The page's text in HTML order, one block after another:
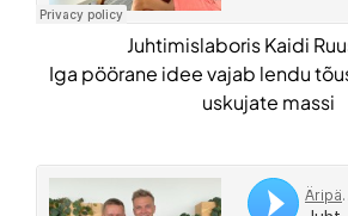
Juhtimislaboris Kaidi
Iga pöörane idee vajab lendu
uskujate massi